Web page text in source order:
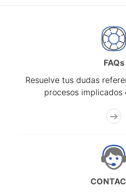
FAQs
Resuelve tus dudas
procesos implicados